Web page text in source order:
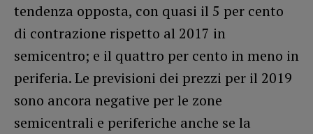
tendenza opposta, con quasi il 5 per cento
di contrazione rispetto al 2017 in
semicentro; e il quattro per cento in meno in
periferia. Le previsioni dei prezzi per il 2019
sono ancora negative per le zone
semicentrali e periferiche anche se la